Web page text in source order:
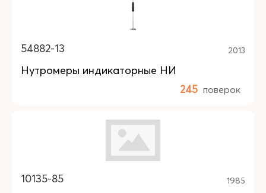
54882-13 2013
Нутромеры индикаторные НИ
245 поверок
10135-85 1985